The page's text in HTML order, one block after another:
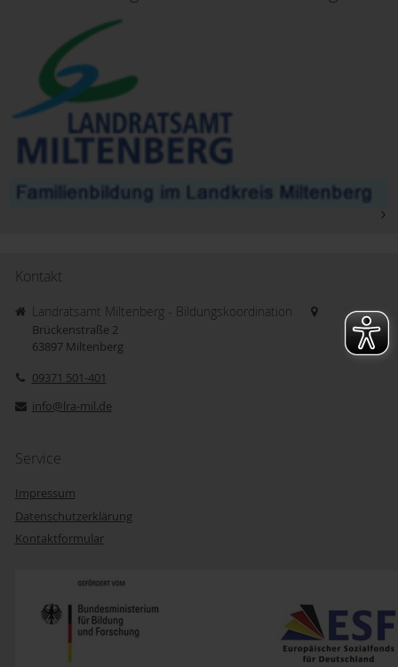
Kontakt
Landratsamt Miltenberg - Bildungskoordination
Brückenstraße 2
63897 Miltenberg
09371 501-401
info@lra-mil.de
Service
Impressum
Datenschutzerklärung
Kontaktformular